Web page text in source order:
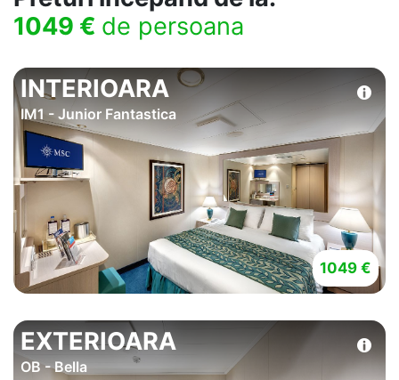
1049 € de persoana
INTERIOARA
IM1 - Junior Fantastica
1049 €
EXTERIOARA
OB - Bella